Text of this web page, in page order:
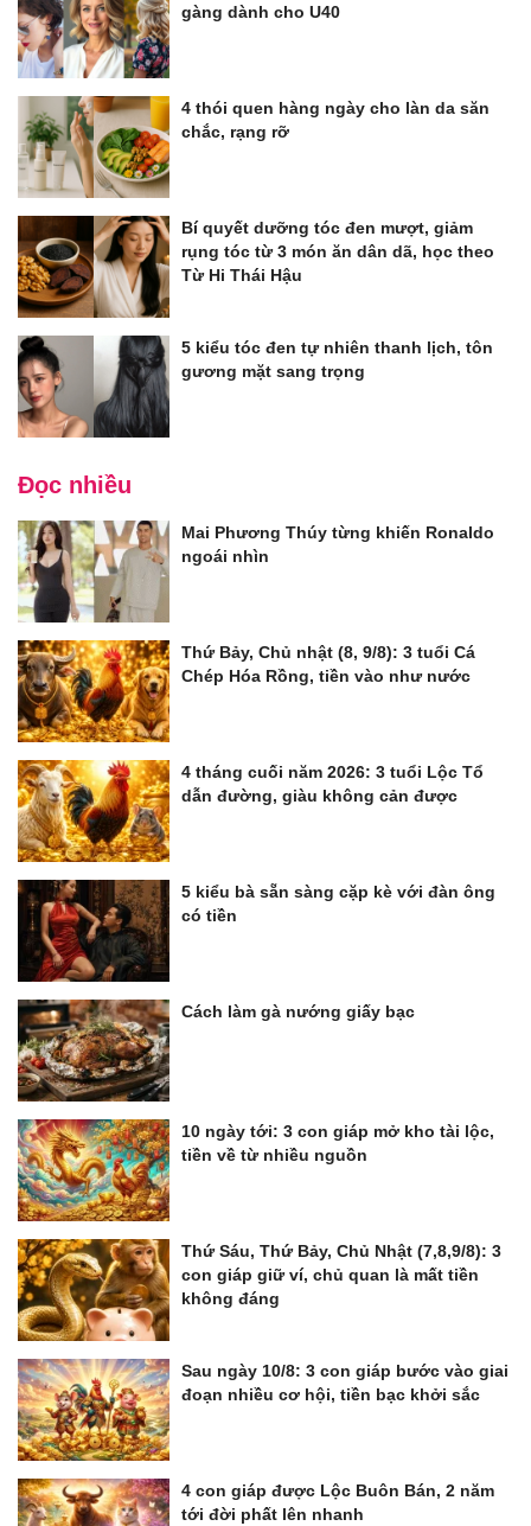
gàng dành cho U40
4 thói quen hàng ngày cho làn da săn
chắc, rạng rỡ
Bí quyết dưỡng tóc đen mượt, giảm
rụng tóc từ 3 món ăn dân dã, học theo
Từ Hi Thái Hậu
5 kiểu tóc đen tự nhiên thanh lịch, tôn
gương mặt sang trọng
Đọc nhiều
Mai Phương Thúy từng khiến Ronaldo
ngoái nhìn
Thứ Bảy, Chủ nhật (8, 9/8): 3 tuổi Cá
Chép Hóa Rồng, tiền vào như nước
4 tháng cuối năm 2026: 3 tuổi Lộc Tổ
dẫn đường, giàu không cản được
5 kiểu bà sẵn sàng cặp kè với đàn ông
có tiền
Cách làm gà nướng giấy bạc
10 ngày tới: 3 con giáp mở kho tài lộc,
tiền về từ nhiều nguồn
Thứ Sáu, Thứ Bảy, Chủ Nhật (7,8,9/8): 3
con giáp giữ ví, chủ quan là mất tiền
không đáng
Sau ngày 10/8: 3 con giáp bước vào giai
đoạn nhiều cơ hội, tiền bạc khởi sắc
4 con giáp được Lộc Buôn Bán, 2 năm
tới đời phất lên nhanh